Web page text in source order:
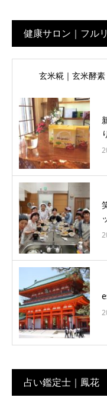
健康サロン｜フル
玄米糀｜玄米酵素
占い鑑定士｜鳳花